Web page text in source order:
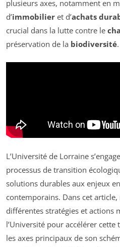
plusieurs axes, notamment en
d’immobilier et d’achats
crucial dans la lutte contre le
préservation de la biodiversité.
L’Université de Lorraine
processus de transition
solutions durables aux enjeux
contemporains. Dans cet
différentes stratégies et actions
l’Université pour accélérer
les axes principaux de son